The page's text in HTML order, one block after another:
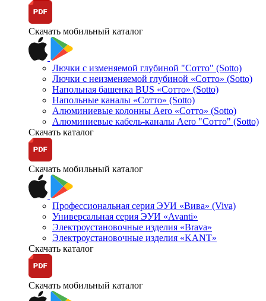
Скачать мобильный каталог
Лючки с изменяемой глубиной "Сотто" (Sotto)
Лючки с неизменяемой глубиной «Сотто» (Sotto)
Напольная башенка BUS «Сотто» (Sotto)
Напольные каналы «Сотто» (Sotto)
Алюминиевые колонны Aero «Сотто» (Sotto)
Алюминиевые кабель-каналы Aero "Сотто" (Sotto)
Скачать каталог
Скачать мобильный каталог
Профессиональная серия ЭУИ «Вива» (Viva)
Универсальная серия ЭУИ «Avanti»
Электроустановочные изделия «Brava»
Электроустановочные изделия «KANT»
Скачать каталог
Скачать мобильный каталог